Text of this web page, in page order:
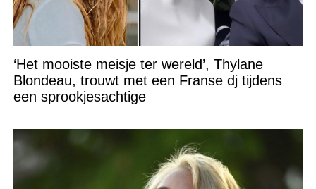
‘Het mooiste meisje ter wereld’, Thylane
Blondeau, trouwt met een Franse dj tijdens
een sprookjesachtige